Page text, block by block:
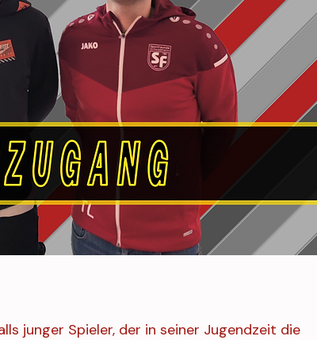
junger Spieler, der in seiner Jugendzeit die